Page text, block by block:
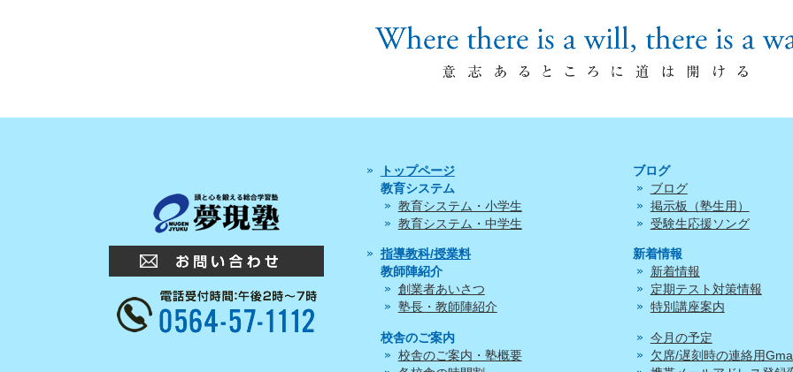
トップページ
教育システム
教育システム・小学生
教育システム・中学生
指導教科/授業料
教師陣紹介
創業者あいさつ
塾長・教師陣紹介
校舎のご案内
校舎のご案内・塾概要
ブログ
ブログ
掲示板（塾生用）
受験生応援ソング
新着情報
新着情報
定期テスト対策情報
特別講座案内
今月の予定
欠席/遅刻時の連絡用